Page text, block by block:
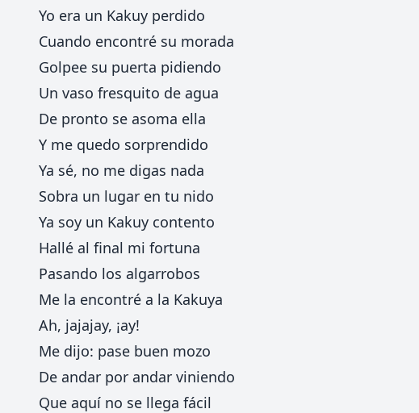
Yo era un Kakuy perdido
Cuando encontré su morada
Golpee su puerta pidiendo
Un vaso fresquito de agua
De pronto se asoma ella
Y me quedo sorprendido
Ya sé, no me digas nada
Sobra un lugar en tu nido
Ya soy un Kakuy contento
Hallé al final mi fortuna
Pasando los algarrobos
Me la encontré a la Kakuya
Ah, jajajay, ¡ay!
Me dijo: pase buen mozo
De andar por andar viniendo
Que aquí no se llega fácil